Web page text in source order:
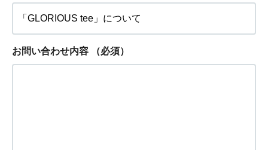
お問い合わせ内容 （必須）